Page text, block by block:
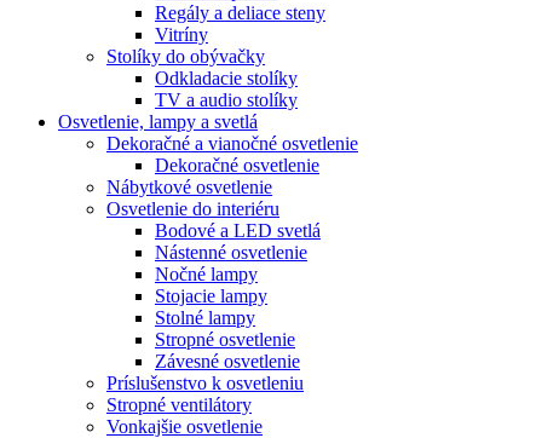
Regály a deliace steny
Vitríny
Stolíky do obývačky
Odkladacie stolíky
TV a audio stolíky
Osvetlenie, lampy a svetlá
Dekoračné a vianočné osvetlenie
Dekoračné osvetlenie
Nábytkové osvetlenie
Osvetlenie do interiéru
Bodové a LED svetlá
Nástenné osvetlenie
Nočné lampy
Stojacie lampy
Stolné lampy
Stropné osvetlenie
Závesné osvetlenie
Príslušenstvo k osvetleniu
Stropné ventilátory
Vonkajšie osvetlenie